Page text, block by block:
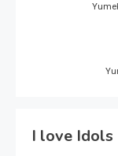
I love Idols